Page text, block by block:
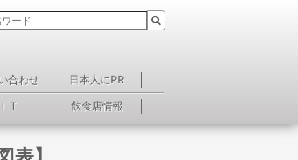
合わせ
日本人にPR
ＩＴ 飲食店情報